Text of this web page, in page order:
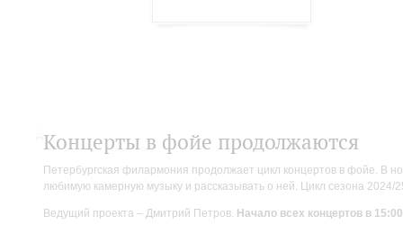
Концерты в фойе продолжаются
Петербургская филармония продолжает цикл концертов в фойе. В
любимую камерную музыку и рассказывать о ней. Цикл сезона
Ведущий проекта – Дмитрий Петров. Начало всех концертов в